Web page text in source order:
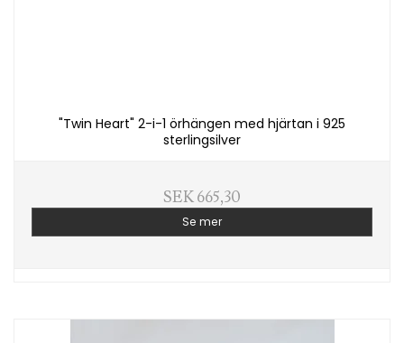
"Twin Heart" 2-i-1 örhängen med hjärtan i 925
sterlingsilver
SEK 665,30
Se mer